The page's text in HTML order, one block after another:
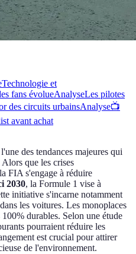
Technologie et
fans évolueAnalyseLes pilotes
des circuits urbainsAnalyse📺
avant achat
des tendances majeures qui
que les crises
FIA s'engage à réduire
2030, la Formule 1 vise à
initiative s'incarne notamment
les voitures. Les monoplaces
durables. Selon une étude
pourraient réduire les
est crucial pour attirer
de l'environnement.